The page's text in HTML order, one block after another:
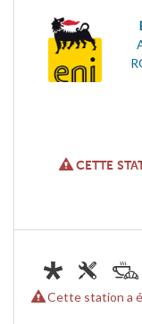
CETTE
Cette station a